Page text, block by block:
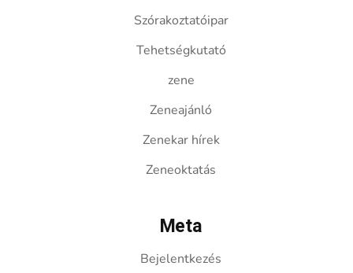
Szórakoztatóipar
Tehetségkutató
zene
Zeneajánló
Zenekar hírek
Zeneoktatás
Meta
Bejelentkezés